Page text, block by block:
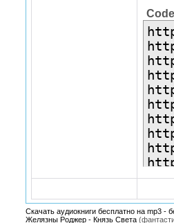
Code
Скачать аудиокниги бесплатно на mp3 -
Желязны Роджер - Князь Света